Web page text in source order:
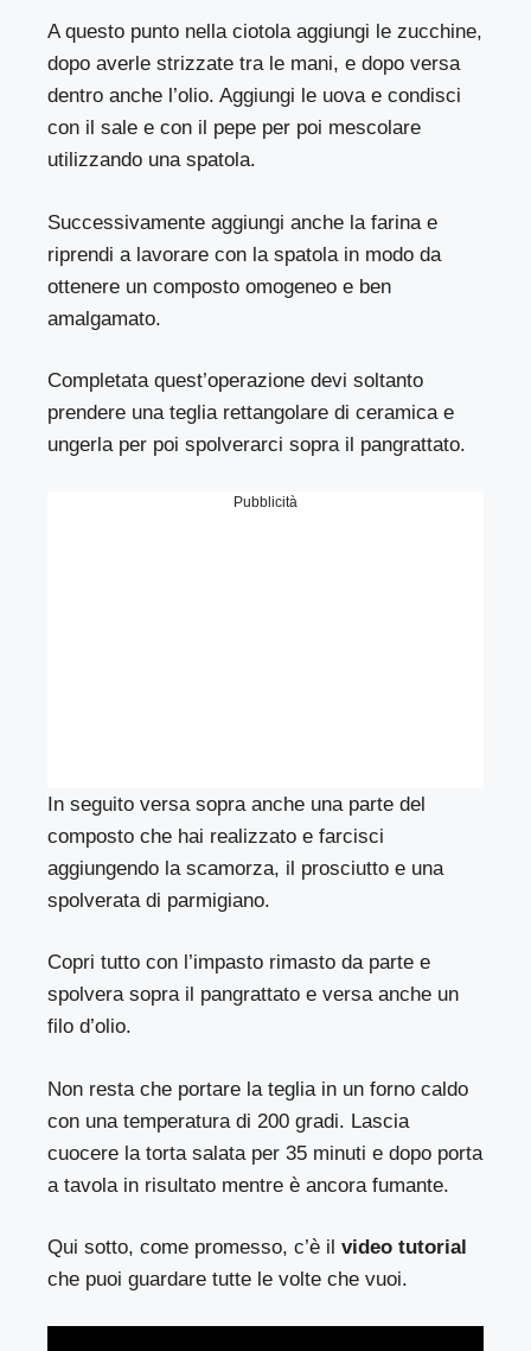
A questo punto nella ciotola aggiungi le zucchine,
dopo averle strizzate tra le mani, e dopo versa
dentro anche l’olio. Aggiungi le uova e condisci
con il sale e con il pepe per poi mescolare
utilizzando una spatola.
Successivamente aggiungi anche la farina e
riprendi a lavorare con la spatola in modo da
ottenere un composto omogeneo e ben
amalgamato.
Completata quest’operazione devi soltanto
prendere una teglia rettangolare di ceramica e
ungerla per poi spolverarci sopra il pangrattato.
Pubblicità
In seguito versa sopra anche una parte del
composto che hai realizzato e farcisci
aggiungendo la scamorza, il prosciutto e una
spolverata di parmigiano.
Copri tutto con l’impasto rimasto da parte e
spolvera sopra il pangrattato e versa anche un
filo d’olio.
Non resta che portare la teglia in un forno caldo
con una temperatura di 200 gradi. Lascia
cuocere la torta salata per 35 minuti e dopo porta
a tavola in risultato mentre è ancora fumante.
Qui sotto, come promesso, c’è ilvideo tutorial
che puoi guardare tutte le volte che vuoi.